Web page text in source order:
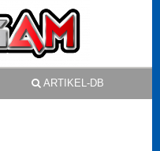
ARTIKEL-DB